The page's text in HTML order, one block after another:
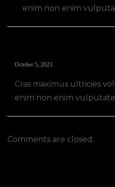
enim non enim
October 5, 2023
Cras maximus ultricies
enim non enim
Comments are closed.